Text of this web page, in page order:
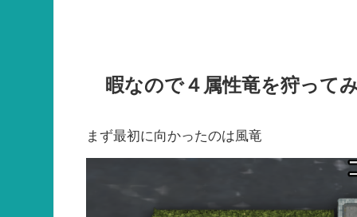
暇なので４属性竜を狩って
まず最初に向かったのは風竜